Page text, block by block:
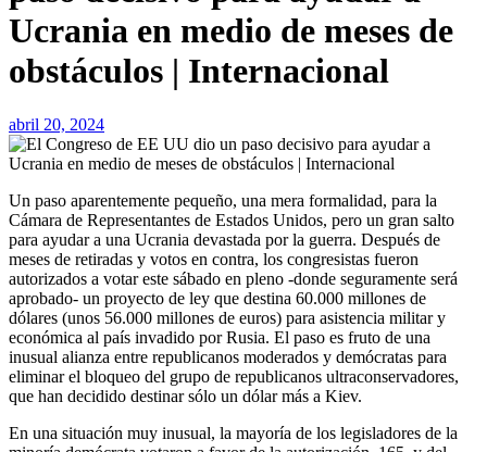
Ucrania en medio de meses de
obstáculos | Internacional
abril 20, 2024
Un paso aparentemente pequeño, una mera formalidad, para la
Cámara de Representantes de Estados Unidos, pero un gran salto
para ayudar a una Ucrania devastada por la guerra. Después de
meses de retiradas y votos en contra, los congresistas fueron
autorizados a votar este sábado en pleno -donde seguramente será
aprobado- un proyecto de ley que destina 60.000 millones de
dólares (unos 56.000 millones de euros) para asistencia militar y
económica al país invadido por Rusia. El paso es fruto de una
inusual alianza entre republicanos moderados y demócratas para
eliminar el bloqueo del grupo de republicanos ultraconservadores,
que han decidido destinar sólo un dólar más a Kiev.
En una situación muy inusual, la mayoría de los legisladores de la